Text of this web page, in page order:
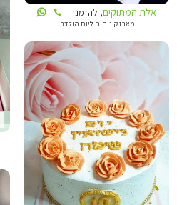
אלת המתוקים, להזמנה: |
מארז קינוחים ליום הולדת
אלת המתוקים